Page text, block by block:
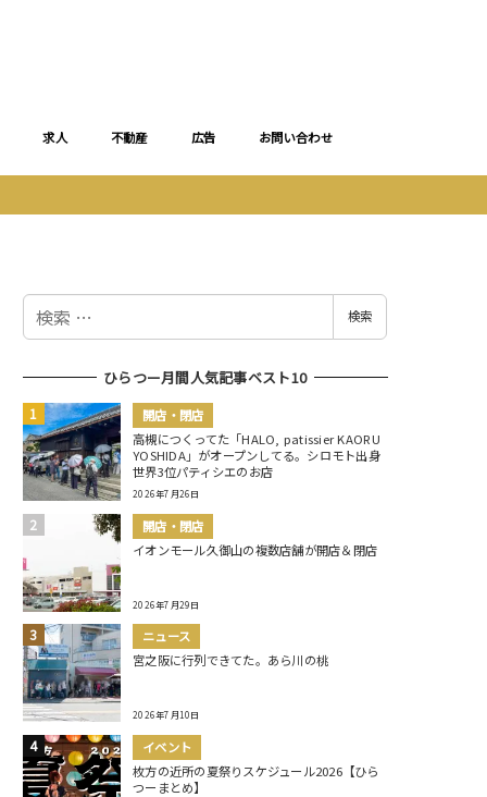
求人 不動産 広告 お問い合わせ
検
検索
ひらつー月間人気記事ベスト10
開店・閉店
高槻につくってた「HALO, patissier KAORU
YOSHIDA」がオープンしてる。シロモト出身
世界3位パティシエのお店
2026年7月26日
開店・閉店
イオンモール久御山の複数店舗が開店＆閉店
2026年7月29日
ニュース
宮之阪に行列できてた。あら川の桃
2026年7月10日
イベント
枚方の近所の夏祭りスケジュール2026【ひら
つーまとめ】